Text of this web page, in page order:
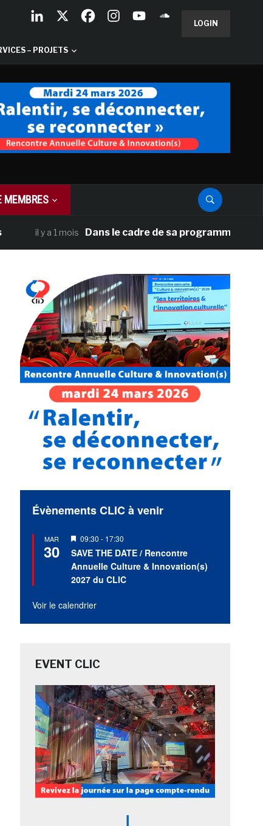
LOGIN
– PROJETS
MEMBRES
a 1 mois Dans le cadre de sa programmation
Évènements CLIC à venir
MAR
30
Mis
en
avant
09:30 - 17:30
SAVE THE DATE / Rencontre
Annuelle Culture & Innovation(s)
2027 du CLIC
Voir le calendrier
EVENT CLIC